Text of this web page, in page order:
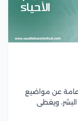
عامة عن مواضيع
ويغطي